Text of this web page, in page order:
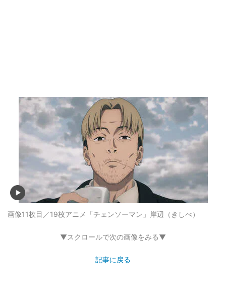
画像11枚目／19枚アニメ「チェンソーマン」岸辺（きしべ）
▼スクロールで次の画像をみる▼
記事に戻る